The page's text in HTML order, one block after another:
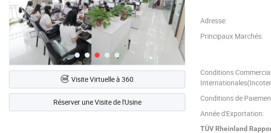
Visite Virtuelle à 360
Réserver une Visite de l'Usine
Adresse:
Principaux Marchés:
Conditions
Conditions de
Année d'Exportation:
TÜV Rheinland